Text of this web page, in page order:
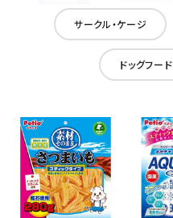
サークル・ケージ
ドッグフード